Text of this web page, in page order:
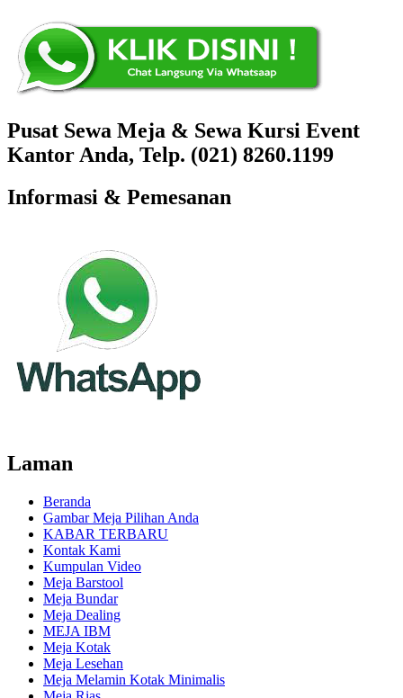
Pusat Sewa Meja & Sewa Kursi Event
Kantor Anda, Telp. (021) 8260.1199
Informasi & Pemesanan
Laman
Beranda
Gambar Meja Pilihan Anda
KABAR TERBARU
Kontak Kami
Kumpulan Video
Meja Barstool
Meja Bundar
Meja Dealing
MEJA IBM
Meja Kotak
Meja Lesehan
Meja Melamin Kotak Minimalis